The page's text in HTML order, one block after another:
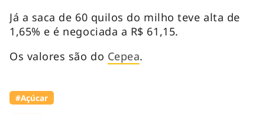
Já a saca de 60 quilos do milho teve alta de
1,65% e é negociada a R$ 61,15.
Os valores são do Cepea.
#Açúcar